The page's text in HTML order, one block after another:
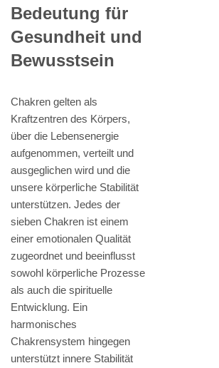
Bedeutung für
Gesundheit und
Bewusstsein
Chakren gelten als
Kraftzentren des Körpers,
über die Lebensenergie
aufgenommen, verteilt und
ausgeglichen wird und die
unsere körperliche Stabilität
unterstützen. Jedes der
sieben Chakren ist einem
einer emotionalen Qualität
zugeordnet und beeinflusst
sowohl körperliche Prozesse
als auch die spirituelle
Entwicklung. Ein
harmonisches
Chakrensystem hingegen
unterstützt innere Stabilität